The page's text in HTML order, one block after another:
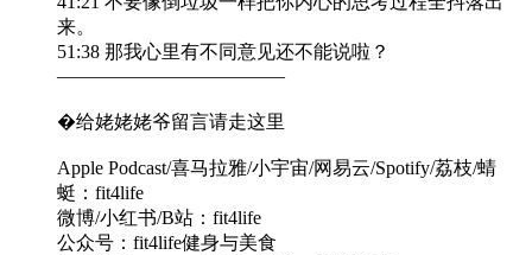
来。
51:38 那我心里有不同意见还不能说啦？
————————————
�给姥姥姥爷留言请走这里
Apple Podcast/喜马拉雅/小宇宙/网易云/Spotify/荔枝/蜻
蜓：fit4life
微博/小红书/B站：fit4life
公众号：fit4life健身与美食